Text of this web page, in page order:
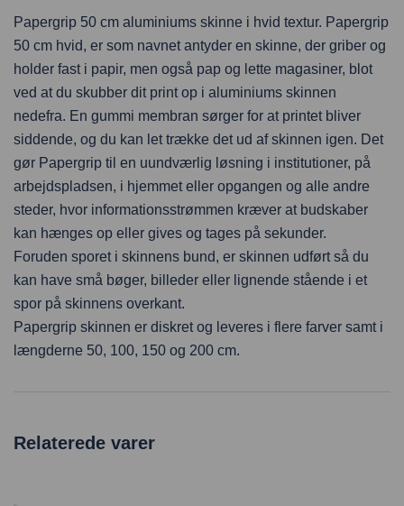
Papergrip 50 cm aluminiums skinne i hvid textur. Papergrip
50 cm hvid, er som navnet antyder en skinne, der griber og
holder fast i papir, men også pap og lette magasiner, blot
ved at du skubber dit print op i aluminiums skinnen
nedefra. En gummi membran sørger for at printet bliver
siddende, og du kan let trække det ud af skinnen igen. Det
gør Papergrip til en uundværlig løsning i institutioner, på
arbejdspladsen, i hjemmet eller opgangen og alle andre
steder, hvor informationsstrømmen kræver at budskaber
kan hænges op eller gives og tages på sekunder.
Foruden sporet i skinnens bund, er skinnen udført så du
kan have små bøger, billeder eller lignende stående i et
spor på skinnens overkant.
Papergrip skinnen er diskret og leveres i flere farver samt i
længderne 50, 100, 150 og 200 cm.
Relaterede varer